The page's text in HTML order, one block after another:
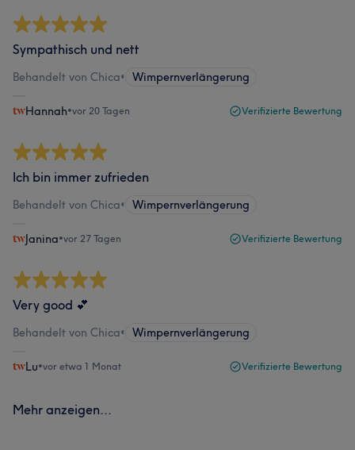
Sympathisch und nett
Behandelt von Chica• Wimpernverlängerung
Hannah•vor 20 Tagen Verifizierte Bewertung
Ich bin immer zufrieden
Behandelt von Chica• Wimpernverlängerung
Janina•vor 27 Tagen Verifizierte Bewertung
Very good 💕
Behandelt von Chica• Wimpernverlängerung
Lu•vor etwa 1 Monat Verifizierte Bewertung
Mehr anzeigen...